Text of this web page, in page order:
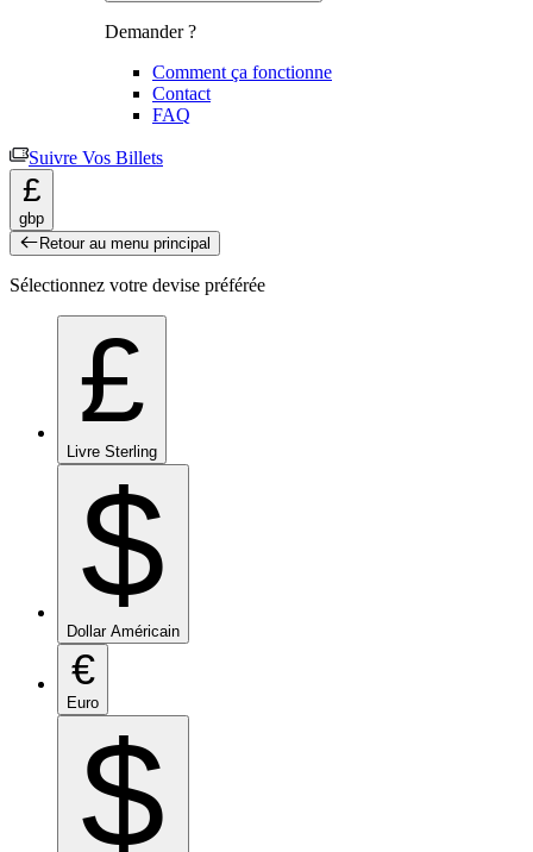
Demander ?
Comment ça fonctionne
Contact
FAQ
Suivre Vos Billets
£
gbp
Retour au menu principal
Sélectionnez votre devise préférée
£
Livre Sterling
$
Dollar Américain
€
Euro
$